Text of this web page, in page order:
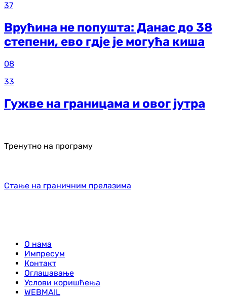
37
Врућина не попушта: Данас до 38
степени, ево гдје је могућа киша
08
33
Гужве на границама и овог јутра
Тренутно на програму
Стање на граничним прелазима
О нама
Импресум
Контакт
Оглашавање
Услови коришћења
WEBMAIL